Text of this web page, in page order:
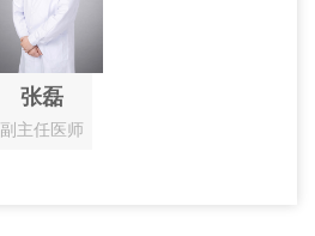
张磊
副主任医师